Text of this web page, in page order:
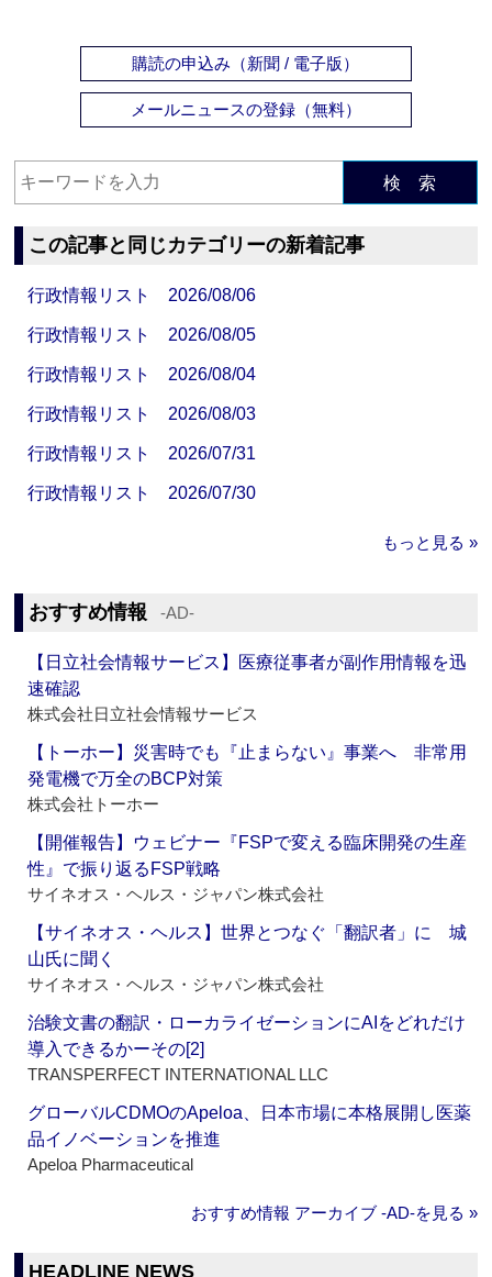
購読の申込み（新聞 / 電子版）
メールニュースの登録（無料）
検 索
この記事と同じカテゴリーの新着記事
行政情報リスト 2026/08/06
行政情報リスト 2026/08/05
行政情報リスト 2026/08/04
行政情報リスト 2026/08/03
行政情報リスト 2026/07/31
行政情報リスト 2026/07/30
もっと見る »
おすすめ情報 ‐AD‐
【日立社会情報サービス】医療従事者が副作用情報を迅
速確認
株式会社日立社会情報サービス
【トーホー】災害時でも『止まらない』事業へ 非常用
発電機で万全のBCP対策
株式会社トーホー
【開催報告】ウェビナー『FSPで変える臨床開発の生産
性』で振り返るFSP戦略
サイネオス・ヘルス・ジャパン株式会社
【サイネオス・ヘルス】世界とつなぐ「翻訳者」に 城
山氏に聞く
サイネオス・ヘルス・ジャパン株式会社
治験文書の翻訳・ローカライゼーションにAIをどれだけ
導入できるかーその[2]
TRANSPERFECT INTERNATIONAL LLC
グローバルCDMOのApeloa、日本市場に本格展開し医薬
品イノベーションを推進
Apeloa Pharmaceutical
おすすめ情報 アーカイブ ‐AD‐を見る »
HEADLINE NEWS